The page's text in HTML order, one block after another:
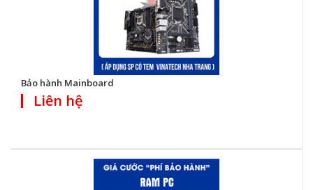
Bảo hành Mainboard
Liên hệ